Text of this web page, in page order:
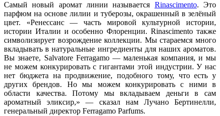
Самый новый аромат линии называется Rinascimento. Это
парфюм на основе лилии и туберозы, окрашенный в зелёный
цвет. «Ренессанс — часть мировой культурной истории,
истории Италии и особенно Флоренции. Rinascimento также
символизирует возрождение коллекции. Мы стараемся много
вкладывать в натуральные ингредиенты для наших ароматов.
Вы знаете, Salvatore Ferragamo — маленькая компания, и мы
не можем конкурировать с гигантами этой индустрии. У нас
нет бюджета на продвижение, подобного тому, что есть у
других брендов. Но мы можем конкурировать с ними в
области качества. Потому мы вкладываем деньги в сам
ароматный эликсир,» — сказал нам Лучано Бертинелли,
генеральный директор Ferragamo Parfums.